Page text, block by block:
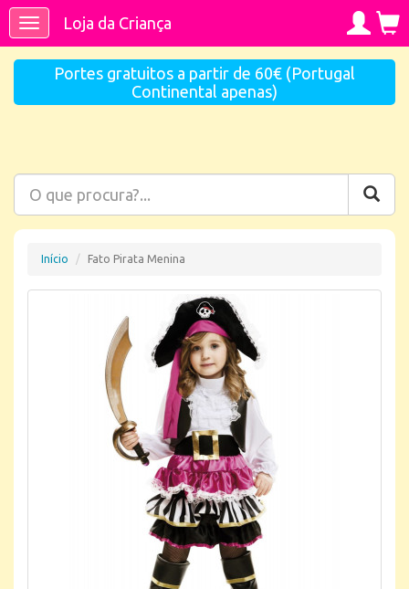
ToggleLoja da Criança
Portes gratuitos a partir de 60€ (Portugal
Continental apenas)
Início Fato Pirata Menina